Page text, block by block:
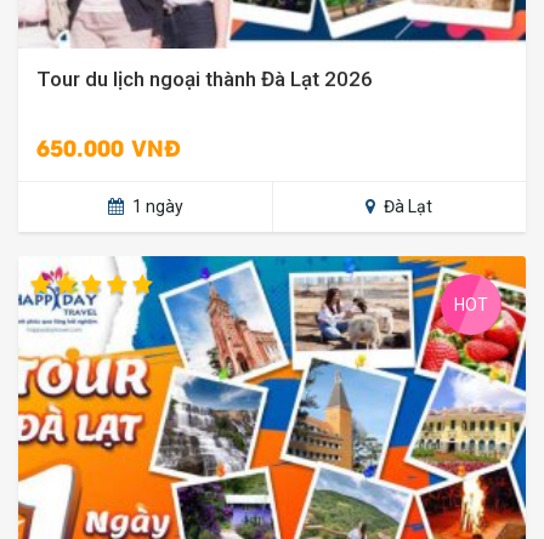
Tour du lịch ngoại thành Đà Lạt 2026
650.000 VNĐ
1 ngày Đà Lạt
HOT